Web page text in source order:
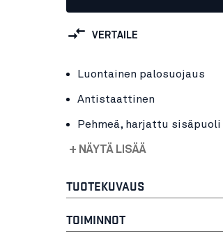
VERTAILE
Luontainen palosuojaus
Antistaattinen
Pehmeä, harjattu sisäpuoli
+ NÄYTÄ LISÄÄ
TUOTEKUVAUS
TOIMINNOT